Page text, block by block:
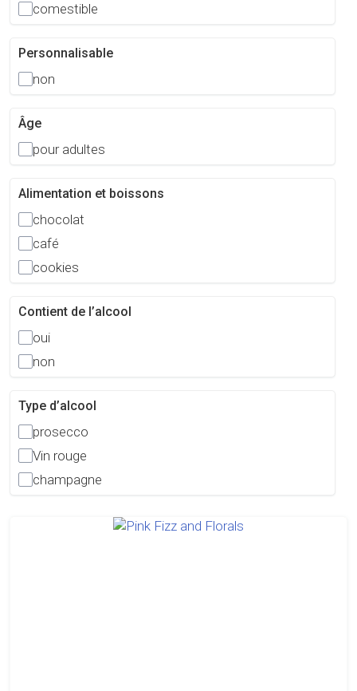
comestible
Personnalisable
non
Âge
pour adultes
Alimentation et boissons
chocolat
café
cookies
Contient de l’alcool
oui
non
Type d’alcool
prosecco
Vin rouge
champagne